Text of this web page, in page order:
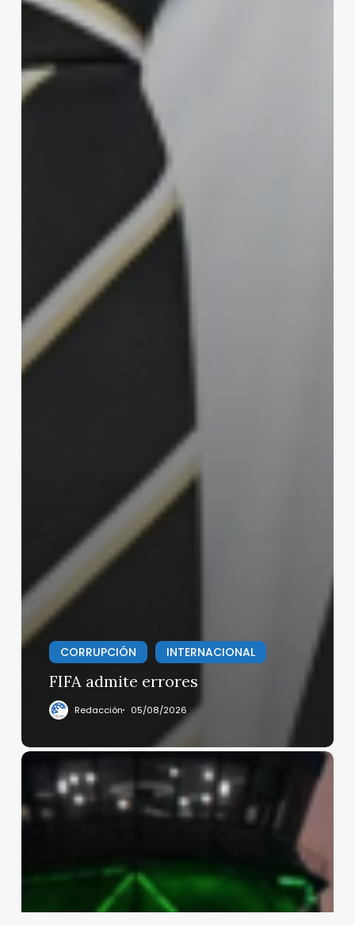
CORRUPCIÓN INTERNACIONAL
FIFA admite errores
Redacción 05/08/2026
¿Necesitas
documentar
visualmente
un
¿Buscas
precio